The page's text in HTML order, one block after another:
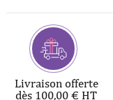
Livraison offerte
dès 100,00 € HT